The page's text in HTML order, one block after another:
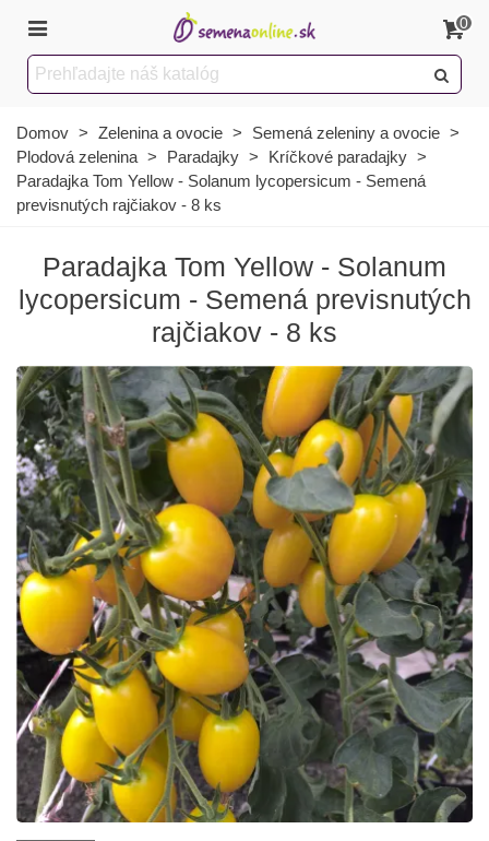
0
Domov > Zelenina a ovocie > Semená zeleniny a ovocie >
Plodová zelenina > Paradajky > Kríčkové paradajky >
Paradajka Tom Yellow - Solanum lycopersicum - Semená
previsnutých rajčiakov - 8 ks
Paradajka Tom Yellow - Solanum
lycopersicum - Semená previsnutých
rajčiakov - 8 ks